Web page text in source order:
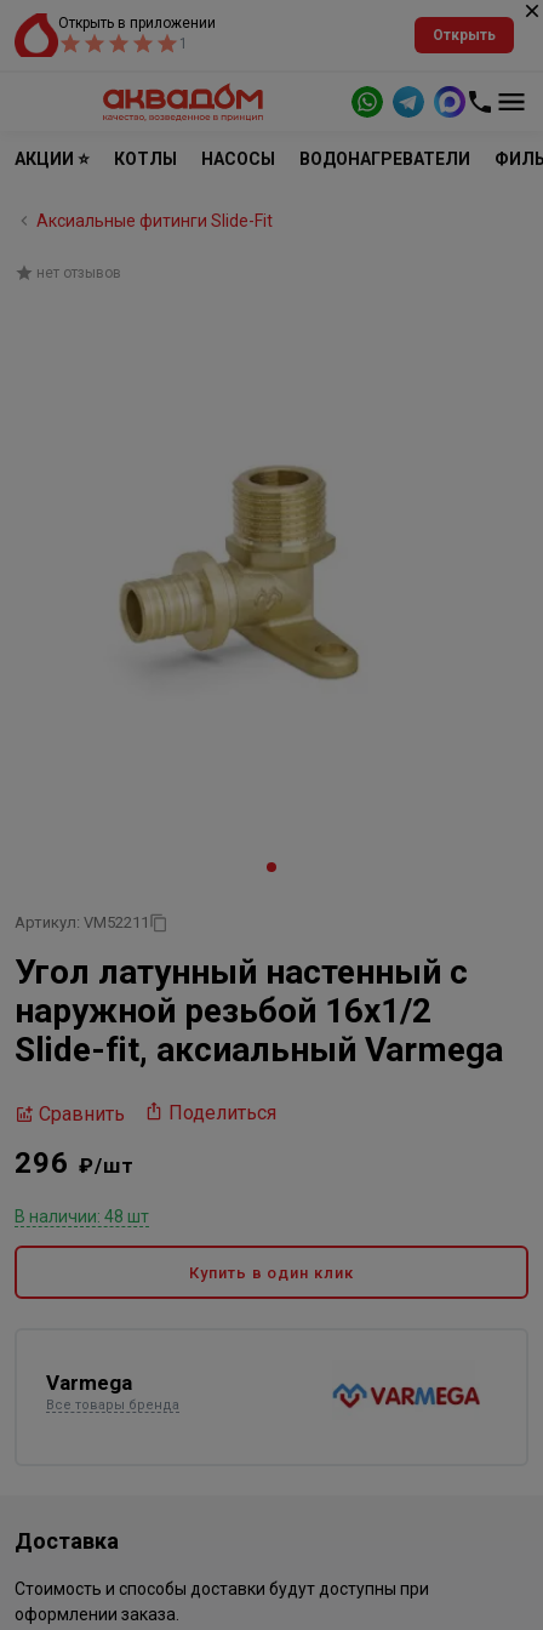
Открыть в приложении
1
Открыть
АКЦИИ ⭐ КОТЛЫ НАСОСЫ ВОДОНАГРЕВАТЕЛИ
Аксиальные фитинги Slide-Fit
нет отзывов
Артикул: VM52211
Угол латунный настенный с
наружной резьбой 16x1/2
Slide-fit, аксиальный Varmega
Сравнить Поделиться
296 ₽/шт
В наличии: 48 шт
Купить в один клик
Varmega
Все товары бренда
Доставка
Стоимость и способы доставки будут доступны при
оформлении заказа.